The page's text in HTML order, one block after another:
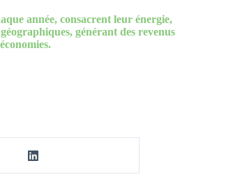
année, consacrent leur énergie,
générant des revenus